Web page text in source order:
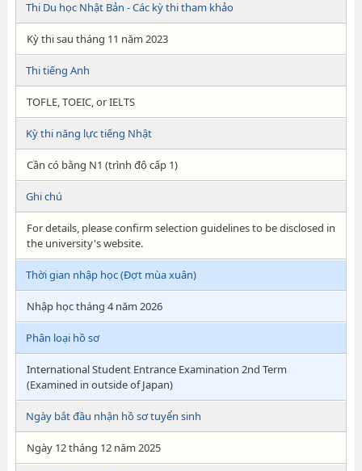
Thi Du học Nhật Bản - Các kỳ thi tham khảo
Kỳ thi sau tháng 11 năm 2023
Thi tiếng Anh
TOFLE, TOEIC, or IELTS
Kỳ thi năng lực tiếng Nhật
Cần có bằng N1 (trình độ cấp 1)
Ghi chú
For details, please confirm selection guidelines to be disclosed in
the university's website.
Thời gian nhập học (Đợt mùa xuân)
Nhập học tháng 4 năm 2026
Phân loại hồ sơ
International Student Entrance Examination 2nd Term
(Examined in outside of Japan)
Ngày bắt đầu nhận hồ sơ tuyển sinh
Ngày 12 tháng 12 năm 2025